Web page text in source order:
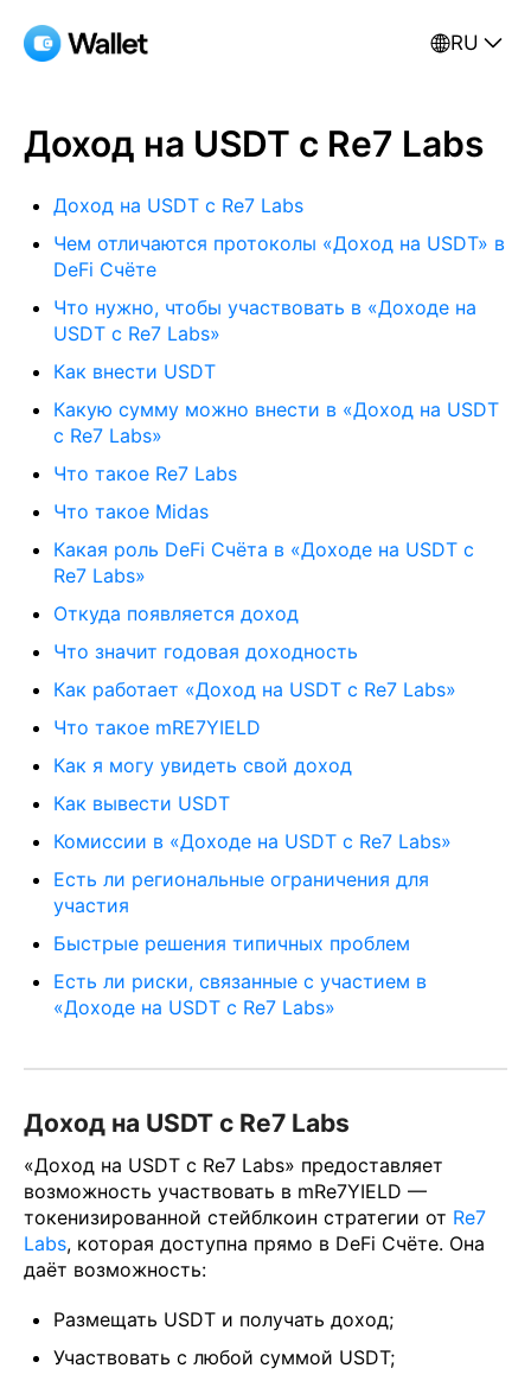
RU
Доход на USDT с Re7 Labs
Доход на USDT с Re7 Labs
Чем отличаются протоколы «Доход на USDT» в
DeFi Счёте
Что нужно, чтобы участвовать в «Доходе на
USDT с Re7 Labs»
Как внести USDT
Какую сумму можно внести в «Доход на USDT
с Re7 Labs»
Что такое Re7 Labs
Что такое Midas
Какая роль DeFi Счёта в «Доходе на USDT с
Re7 Labs»
Откуда появляется доход
Что значит годовая доходность
Как работает «Доход на USDT с Re7 Labs»
Что такое mRE7YIELD
Как я могу увидеть свой доход
Как вывести USDT
Комиссии в «Доходе на USDT с Re7 Labs»
Есть ли региональные ограничения для
участия
Быстрые решения типичных проблем
Есть ли риски, связанные с участием в
«Доходе на USDT с Re7 Labs»
Доход на USDT с Re7 Labs
«Доход на USDT с Re7 Labs» предоставляет
возможность участвовать в mRe7YIELD —
токенизированной стейблкоин стратегии от Re7
Labs, которая доступна прямо в DeFi Счёте. Она
даёт возможность:
Размещать USDT и получать доход;
Участвовать с любой суммой USDT;